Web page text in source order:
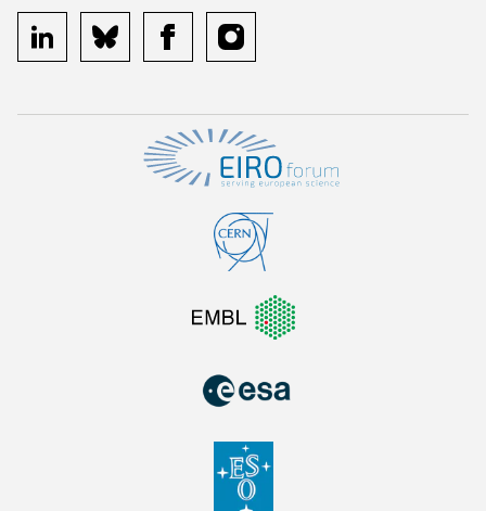
linkedin bluesky facebookinstagram